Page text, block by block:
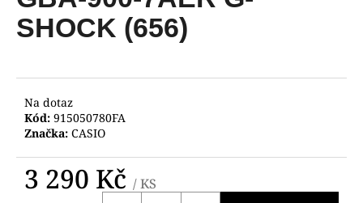
0,0
z
SHOCK (656)
Na dotaz
Kód: 915050780FA
Značka: CASIO
3 290 Kč / KS
a
j
t
?
HLEDAT